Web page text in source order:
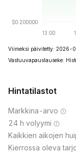
Viimeksi päivitetty: 2026-
Vastuuvapauslauseke:
Hintatilastot
Markkina-arvo
24 h volyymi
Kaikkien aikojen
Kierrossa oleva